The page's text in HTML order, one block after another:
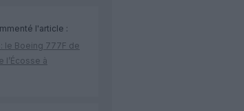
l'article :
le Boeing 777F de
l’Écosse à